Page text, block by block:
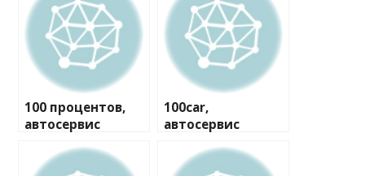
100 процентов,
автосервис
100car,
автосервис